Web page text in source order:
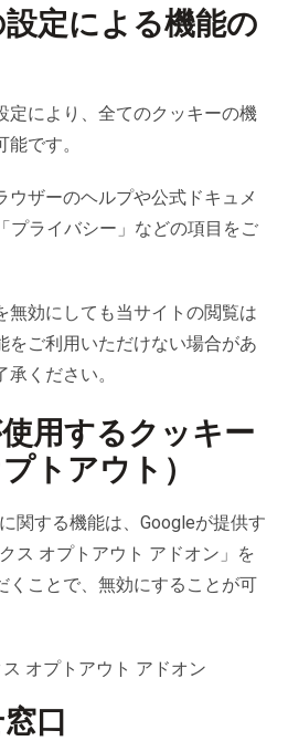
定による機能の
定により、全てのクッキーの機
です。
ウザーのヘルプや公式ドキュメ
プライバシー」などの項目をご
無効にしても当サイトの閲覧は
をご利用いただけない場合があ
ください。
用するクッキー
トアウト）
関する機能は、Googleが提供す
ス オプトアウト アドオン」を
くことで、無効にすることが可
オプトアウト アドオン
口